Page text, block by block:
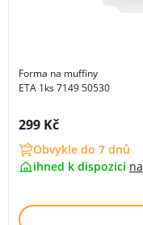
Forma na muffiny
ETA 1ks 7149 50530
Cena s DPH:
299 Kč
Obvykle do 7 dnů
ihned k dispozici na